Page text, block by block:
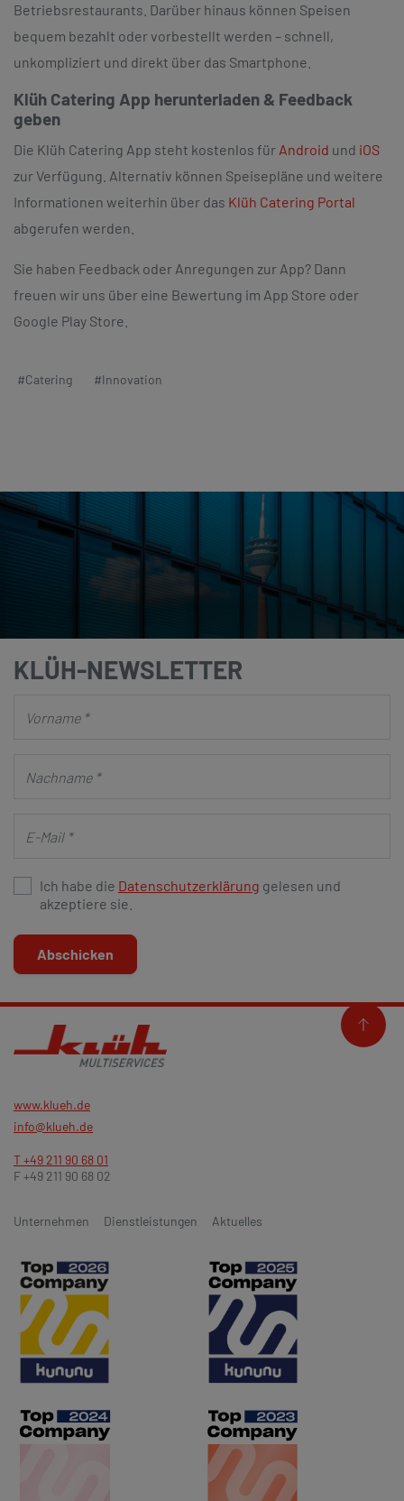
Betriebsrestaurants. Darüber hinaus können Speisen
bequem bezahlt oder vorbestellt werden – schnell,
unkompliziert und direkt über das Smartphone.
Klüh Catering App herunterladen & Feedback
geben
Die Klüh Catering App steht kostenlos für Android und iOS
zur Verfügung. Alternativ können Speisepläne und weitere
Informationen weiterhin über das Klüh Catering Portal
abgerufen werden.
Sie haben Feedback oder Anregungen zur App? Dann
freuen wir uns über eine Bewertung im App Store oder
Google Play Store.
#Catering #Innovation
KLÜH-NEWSLETTER
Ich habe die Datenschutzerklärung gelesen und
akzeptiere sie.
Abschicken
Unternehmen Dienstleistungen Aktuelles
www.klueh.de
info@klueh.de
T +49 211 90 68 01
F +49 211 90 68 02